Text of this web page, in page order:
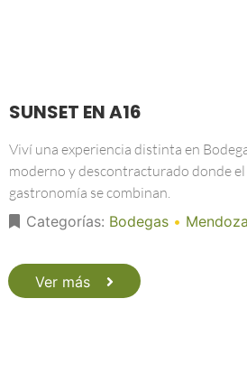
SUNSET EN A16
Viví una experiencia distinta en
moderno y descontracturado donde el
gastronomía se combinan.
Categorías: Bodegas • Mendoza
Ver más